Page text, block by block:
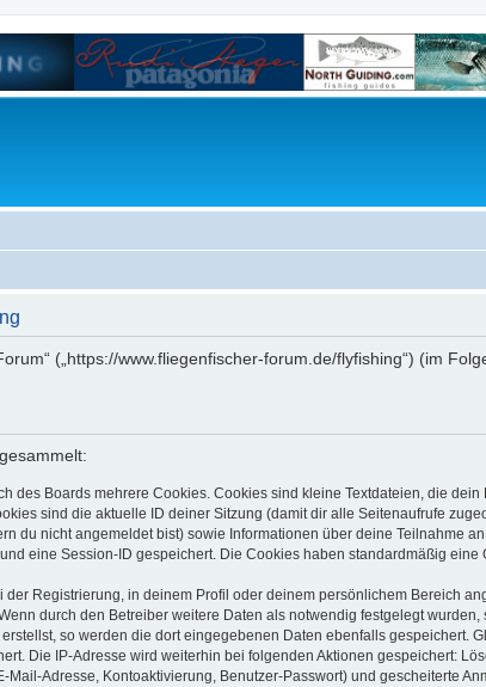
(„https://www.fliegenfischer-forum.de/flyfishing“) (im
des Boards mehrere Cookies. Cookies sind kleine Textdateien, die
sind die aktuelle ID deiner Sitzung (damit dir alle Seitenaufrufe
du nicht angemeldet bist) sowie Informationen über deine Teilnahme
eine Session-ID gespeichert. Die Cookies haben standardmäßig
Registrierung, in deinem Profil oder deinem persönlichem Bereich
durch den Betreiber weitere Daten als notwendig festgelegt
so werden die dort eingegebenen Daten ebenfalls gespeichert.
Die IP-Adresse wird weiterhin bei folgenden Aktionen gespeichert:
Adresse, Kontoaktivierung, Benutzer-Passwort) und gescheiterte